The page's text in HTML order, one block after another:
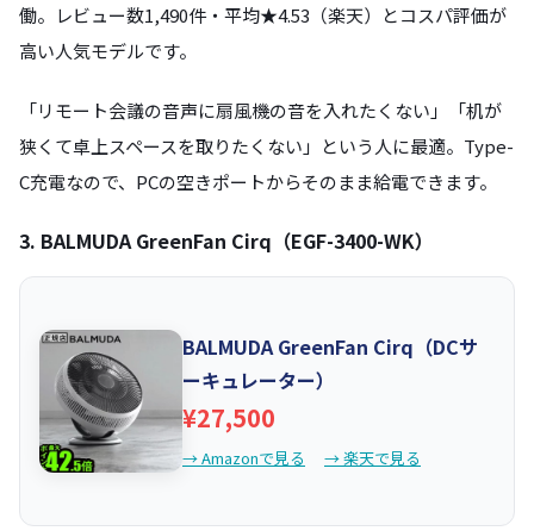
働。レビュー数1,490件・平均★4.53（楽天）とコスパ評価が
高い人気モデルです。
「リモート会議の音声に扇風機の音を入れたくない」「机が
狭くて卓上スペースを取りたくない」という人に最適。Type-
C充電なので、PCの空きポートからそのまま給電できます。
3. BALMUDA GreenFan Cirq（EGF-3400-WK）
BALMUDA GreenFan Cirq（DCサ
ーキュレーター）
¥27,500
→ Amazonで見る → 楽天で見る